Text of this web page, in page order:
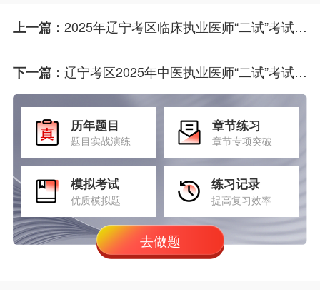
上一篇： 2025年辽宁考区临床执业医师“二试”考试，即将开始，请合理安排最后的复习时间。
下一篇： 辽宁考区2025年中医执业医师“二试”考试，就要开始啦！各位考生需合理安排最后的复习时间！
历年题目
题目实战演练
章节练习
章节专项突破
模拟考试
优质模拟题
练习记录
提高复习效率
去做题